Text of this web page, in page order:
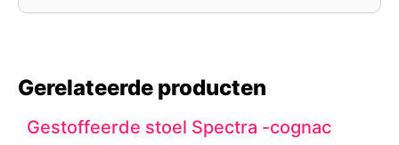
Gerelateerde producten
Gestoffeerde stoel Spectra -cognac